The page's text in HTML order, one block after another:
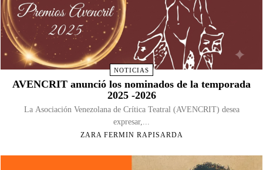
NOTICIAS
AVENCRIT anunció los nominados de la temporada
2025 -2026
La Asociación Venezolana de Crítica Teatral (AVENCRIT) desea
expresar,...
ZARA FERMIN RAPISARDA